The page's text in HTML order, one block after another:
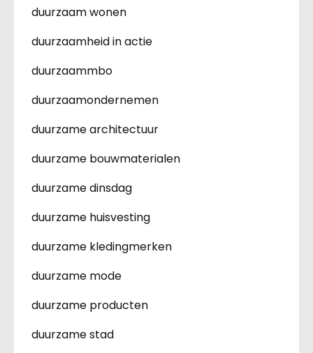
duurzaam wonen
duurzaamheid in actie
duurzaammbo
duurzaamondernemen
duurzame architectuur
duurzame bouwmaterialen
duurzame dinsdag
duurzame huisvesting
duurzame kledingmerken
duurzame mode
duurzame producten
duurzame stad